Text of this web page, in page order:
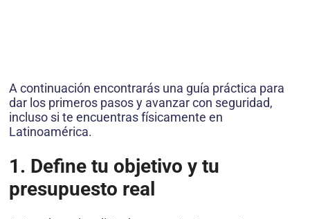
A continuación encontrarás una guía práctica para
dar los primeros pasos y avanzar con seguridad,
incluso si te encuentras físicamente en
Latinoamérica.
1. Define tu objetivo y tu
presupuesto real